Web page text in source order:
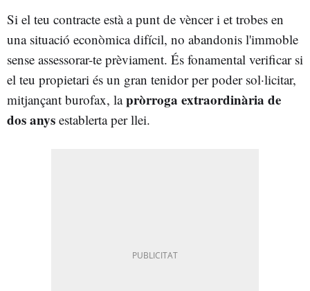
Si el teu contracte està a punt de vèncer i et trobes en
una situació econòmica difícil, no abandonis l'immoble
sense assessorar-te prèviament. És fonamental verificar si
el teu propietari és un gran tenidor per poder sol·licitar,
mitjançant burofax, lapròrroga extraordinària de
dos anys establerta per llei.